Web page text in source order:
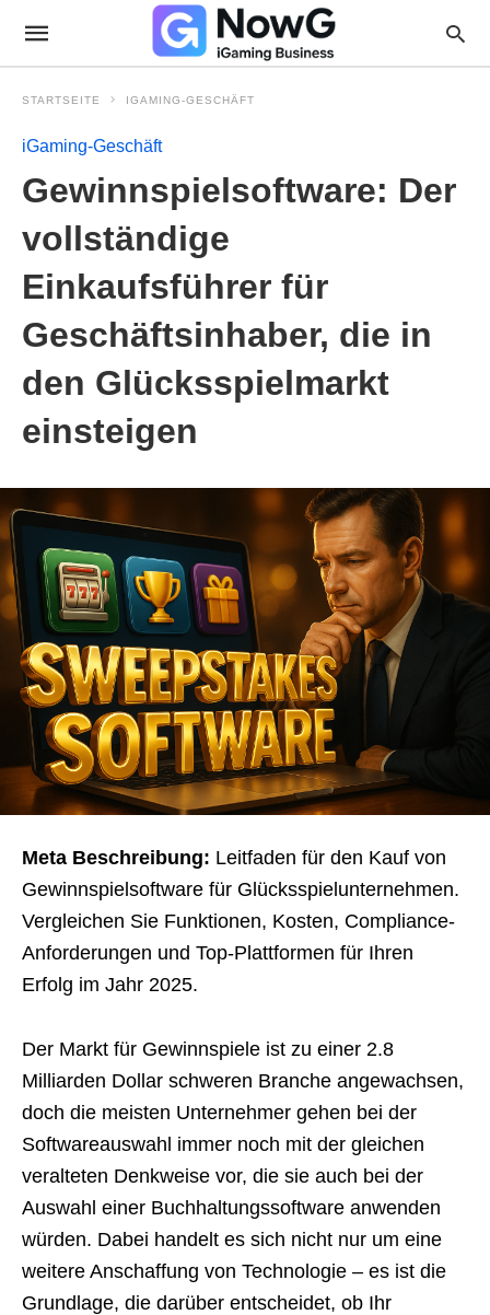
STARTSEITE IGAMING-GESCHÄFT
iGaming-Geschäft
Gewinnspielsoftware: Der
vollständige
Einkaufsführer für
Geschäftsinhaber, die in
den Glücksspielmarkt
einsteigen
Meta Beschreibung: Leitfaden für den Kauf von
Gewinnspielsoftware für Glücksspielunternehmen.
Vergleichen Sie Funktionen, Kosten, Compliance-
Anforderungen und Top-Plattformen für Ihren
Erfolg im Jahr 2025.
Der Markt für Gewinnspiele ist zu einer 2.8
Milliarden Dollar schweren Branche angewachsen,
doch die meisten Unternehmer gehen bei der
Softwareauswahl immer noch mit der gleichen
veralteten Denkweise vor, die sie auch bei der
Auswahl einer Buchhaltungssoftware anwenden
würden. Dabei handelt es sich nicht nur um eine
weitere Anschaffung von Technologie – es ist die
Grundlage, die darüber entscheidet, ob Ihr